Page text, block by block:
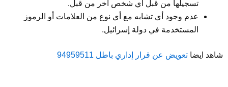
تسجيلها من قبل أي شخص آخر من قبل.
عدم وجود أي تشابه مع أي نوع من العلامات أو الرموز
المستخدمة في دولة إسرائيل.
شاهد ايضا تعويض عن قرار إداري باطل 94959511